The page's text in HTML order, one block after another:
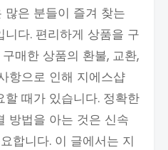
은 분들이 즐겨 찾는
다. 편리하게 상품을 구
매한 상품의 환불, 교환,
항으로 인해 지에스샵
때가 있습니다. 정확한
방법을 아는 것은 신속
합니다. 이 글에서는 지